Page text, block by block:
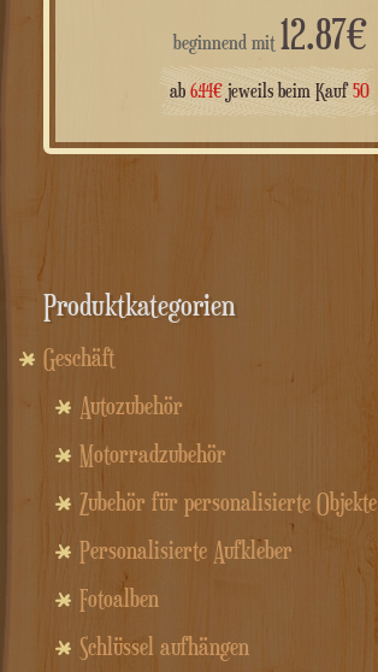
beginnend mit 12.87€
ab 6.44€ jeweils beim Kauf50
Produktkategorien
Geschäft
Autozubehör
Motorradzubehör
Zubehör für personalisierte Objekte
Personalisierte Aufkleber
Fotoalben
Schlüssel aufhängen